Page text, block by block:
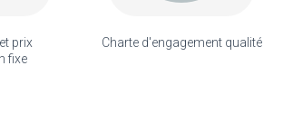
prix
fixe
Charte d'engagement qualité